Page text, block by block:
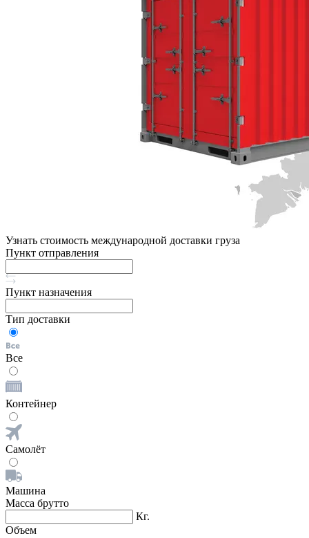
Узнать стоимость международной доставки груза
Пункт отправления
Пункт назначения
Тип доставки
Все
Контейнер
Самолёт
Машина
Масса брутто
Кг.
Объем